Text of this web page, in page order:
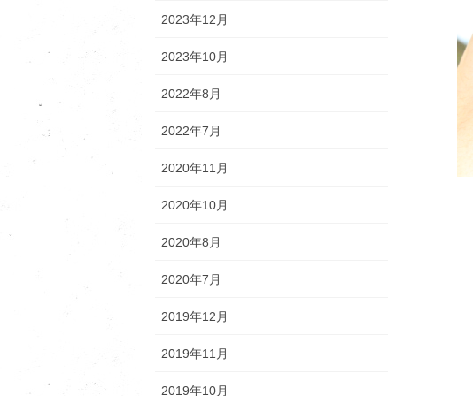
2023年12月
2023年10月
2022年8月
2022年7月
2020年11月
2020年10月
2020年8月
2020年7月
2019年12月
2019年11月
2019年10月